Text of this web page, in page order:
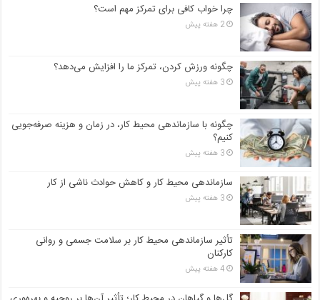
چرا خواب کافی برای تمرکز مهم است؟
2 هفته پیش
چگونه ورزش کردن، تمرکز ما را افزایش می‌دهد؟
3 هفته پیش
چگونه با سازماندهی محیط کار، در زمان و هزینه صرفه‌جویی
کنیم؟
3 هفته پیش
سازماندهی محیط کار و کاهش حوادث ناشی از کار
3 هفته پیش
تأثیر سازماندهی محیط کار بر سلامت جسمی و روانی
کارکنان
4 هفته پیش